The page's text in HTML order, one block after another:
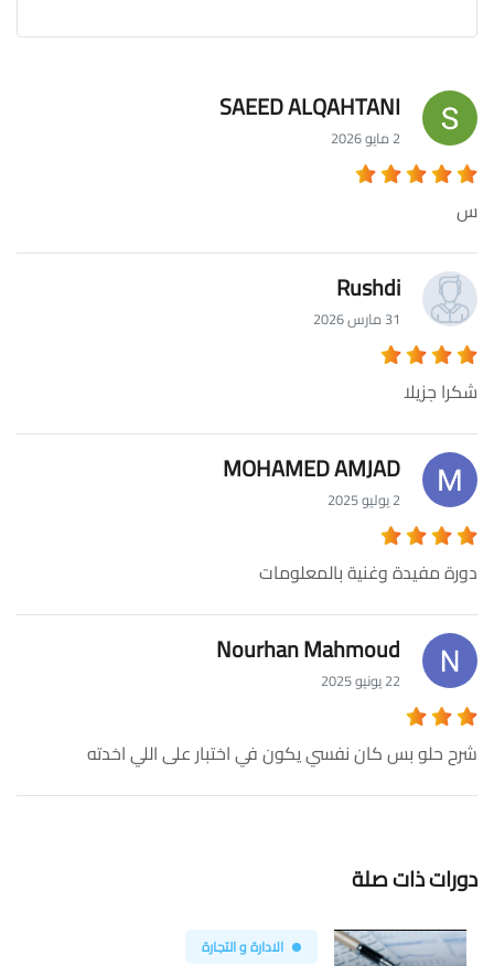
SAEED ALQAHTANI
2 مايو 2026
س
Rushdi
31 مارس 2026
شكرا جزيلا
MOHAMED AMJAD
2 يوليو 2025
دورة مفيدة وغنية بالمعلومات
Nourhan Mahmoud
22 يونيو 2025
شرح حلو بس كان نفسي يكون في اختبار على اللي اخدته
دورات ذات صلة
الادارة و التجارة